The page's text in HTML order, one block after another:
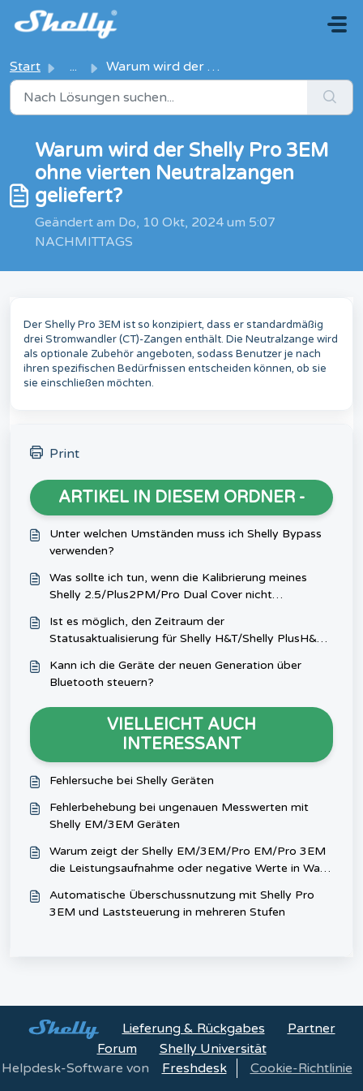
Zum hauptsächlichen Inhalt gehen
Start ... Warum wird der Shelly Pro 3EM ohne vierten Neutralzangen ...
Warum wird der Shelly Pro 3EM
ohne vierten Neutralzangen
geliefert?
Geändert am Do, 10 Okt, 2024 um 5:07
NACHMITTAGS
Der Shelly Pro 3EM ist so konzipiert, dass er standardmäßig
drei Stromwandler (CT)-Zangen enthält. Die Neutralzange wird
als optionale Zubehör angeboten, sodass Benutzer je nach
ihren spezifischen Bedürfnissen entscheiden können, ob sie
sie einschließen möchten.
Print
ARTIKEL IN DIESEM ORDNER -
Unter welchen Umständen muss ich Shelly Bypass
verwenden?
Was sollte ich tun, wenn die Kalibrierung meines
Shelly 2.5/Plus2PM/Pro Dual Cover nicht
Ist es möglich, den Zeitraum der
Statusaktualisierung für Shelly H&T/Shelly PlusH&T
Kann ich die Geräte der neuen Generation über
Bluetooth steuern?
VIELLEICHT AUCH
INTERESSANT
Fehlersuche bei Shelly Geräten
Fehlerbehebung bei ungenauen Messwerten mit
Shelly EM/3EM Geräten
Warum zeigt der Shelly EM/3EM/Pro EM/Pro 3EM
die Leistungsaufnahme oder negative Werte in Watt
ist?
Automatische Überschussnutzung mit Shelly Pro
3EM und Laststeuerung in mehreren Stufen
Lieferung & Rückgabes
Partner
Forum
Shelly Universität
Helpdesk-Software von
Freshdesk Cookie-Richtlinie